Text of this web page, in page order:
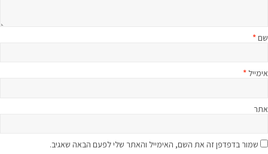
שם*
אימייל *
אתר
שמור בדפדפן זה את השם, האימייל והאתר שלי לפעם הבאה שאגיב.